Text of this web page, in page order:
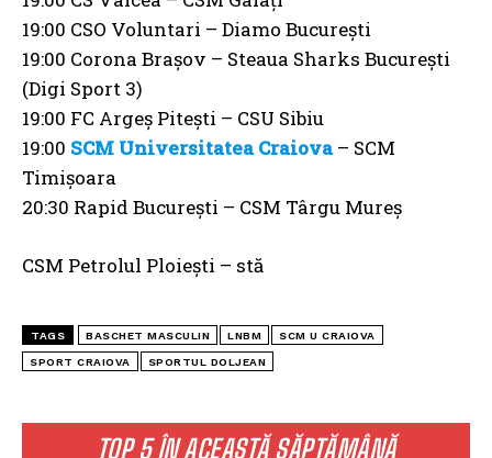
TOP 5 ÎN ACEASTĂ SĂPTĂMÂNĂ
19:00 CSO Voluntari – Diamo București
19:00 Corona Brașov – Steaua Sharks București
(Digi Sport 3)
19:00 FC Argeș Pitești – CSU Sibiu
19:00 SCM Universitatea Craiova– SCM
Timișoara
20:30 Rapid București – CSM Târgu Mureș
CSM Petrolul Ploiești – stă
TAGS BASCHET MASCULIN LNBM SCM U CRAIOVA
SPORT CRAIOVA SPORTUL DOLJEAN